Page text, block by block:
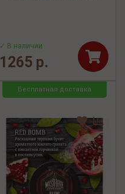
✓ В наличии
1265 р.
Бесплатная доставка